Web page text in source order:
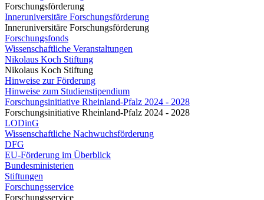
Forschungsförderung
Inneruniversitäre Forschungsförderung
Inneruniversitäre Forschungsförderung
Forschungsfonds
Wissenschaftliche Veranstaltungen
Nikolaus Koch Stiftung
Nikolaus Koch Stiftung
Hinweise zur Förderung
Hinweise zum Studienstipendium
Forschungsinitiative Rheinland-Pfalz 2024 - 2028
Forschungsinitiative Rheinland-Pfalz 2024 - 2028
LODinG
Wissenschaftliche Nachwuchsförderung
DFG
EU-Förderung im Überblick
Bundesministerien
Stiftungen
Forschungsservice
Forschungsservice